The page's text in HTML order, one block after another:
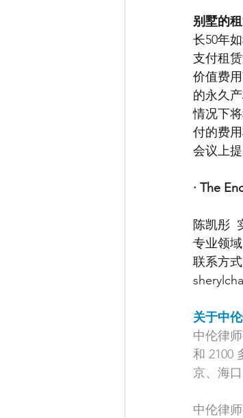
别墅的
长50年
支付租
价值费用
的永久
情况下
付的费
会议上
· The
陈凯彤
专业领
联系方式
关于中
中伦律
和 2100
京、海
中伦律